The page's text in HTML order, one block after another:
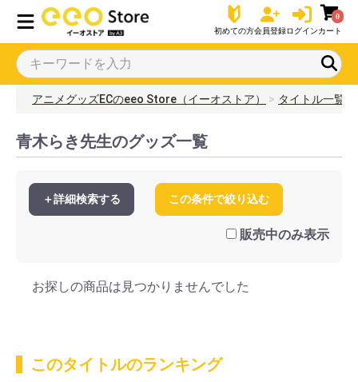
初めての方会員登録ログイン
0
カート
アニメグッズECのeeo Store（イーオストア） タイトル一覧
青木らき先生のグッズ一覧
＋詳細検索する この条件で絞り込む
販売中のみ表示
お探しの商品は見つかりませんでした
このタイトルのランキング